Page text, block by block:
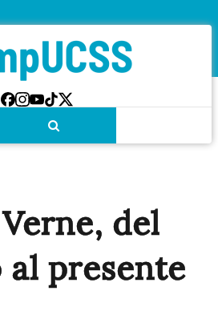
del
al presente